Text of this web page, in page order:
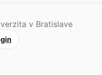
v Bratislave